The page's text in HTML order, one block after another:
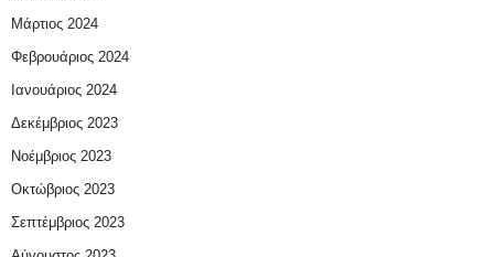
Μάρτιος 2024
Φεβρουάριος 2024
Ιανουάριος 2024
Δεκέμβριος 2023
Νοέμβριος 2023
Οκτώβριος 2023
Σεπτέμβριος 2023